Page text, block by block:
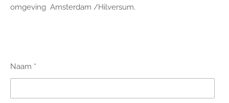
omgeving Amsterdam /Hilversum.
Naam *